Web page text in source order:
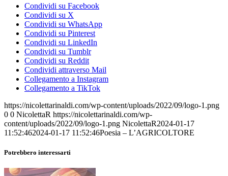
Condividi su Facebook
Condividi su X
Condividi su WhatsApp
Condividi su Pinterest
Condividi su LinkedIn
Condividi su Tumblr
Condividi su Reddit
Condividi attraverso Mail
Collegamento a Instagram
Collegamento a TikTok
https://nicolettarinaldi.com/wp-content/uploads/2022/09/logo-1.png
0 0 NicolettaR https://nicolettarinaldi.com/wp-
content/uploads/2022/09/logo-1.png NicolettaR2024-01-17
11:52:462024-01-17 11:52:46Poesia – L’AGRICOLTORE
Potrebbero interessarti